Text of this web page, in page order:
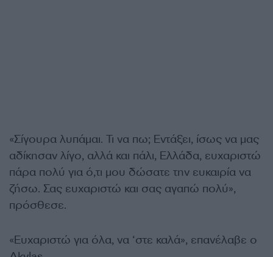
«Σίγουρα λυπάμαι. Τι να πω; Εντάξει, ίσως να μας
αδίκησαν λίγο, αλλά και πάλι, Ελλάδα, ευχαριστώ
πάρα πολύ για ό,τι μου δώσατε την ευκαιρία να
ζήσω. Σας ευχαριστώ και σας αγαπώ πολύ»,
πρόσθεσε.
«Ευχαριστώ για όλα, να ‘στε καλά», επανέλαβε ο